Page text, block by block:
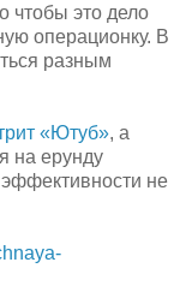
чтобы это дело
операционку. В
разным
«Ютуб», а
на ерунду
не